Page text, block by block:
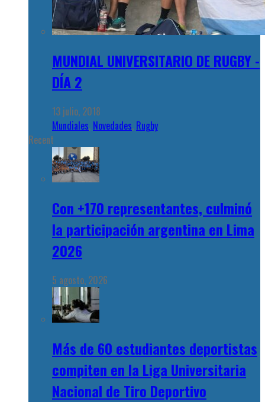
MUNDIAL UNIVERSITARIO DE RUGBY -
DÍA 2
13 julio, 2018
Mundiales, Novedades, Rugby
Recent
Con +170 representantes, culminó
la participación argentina en Lima
2026
5 agosto, 2026
Más de 60 estudiantes deportistas
compiten en la Liga Universitaria
Nacional de Tiro Deportivo